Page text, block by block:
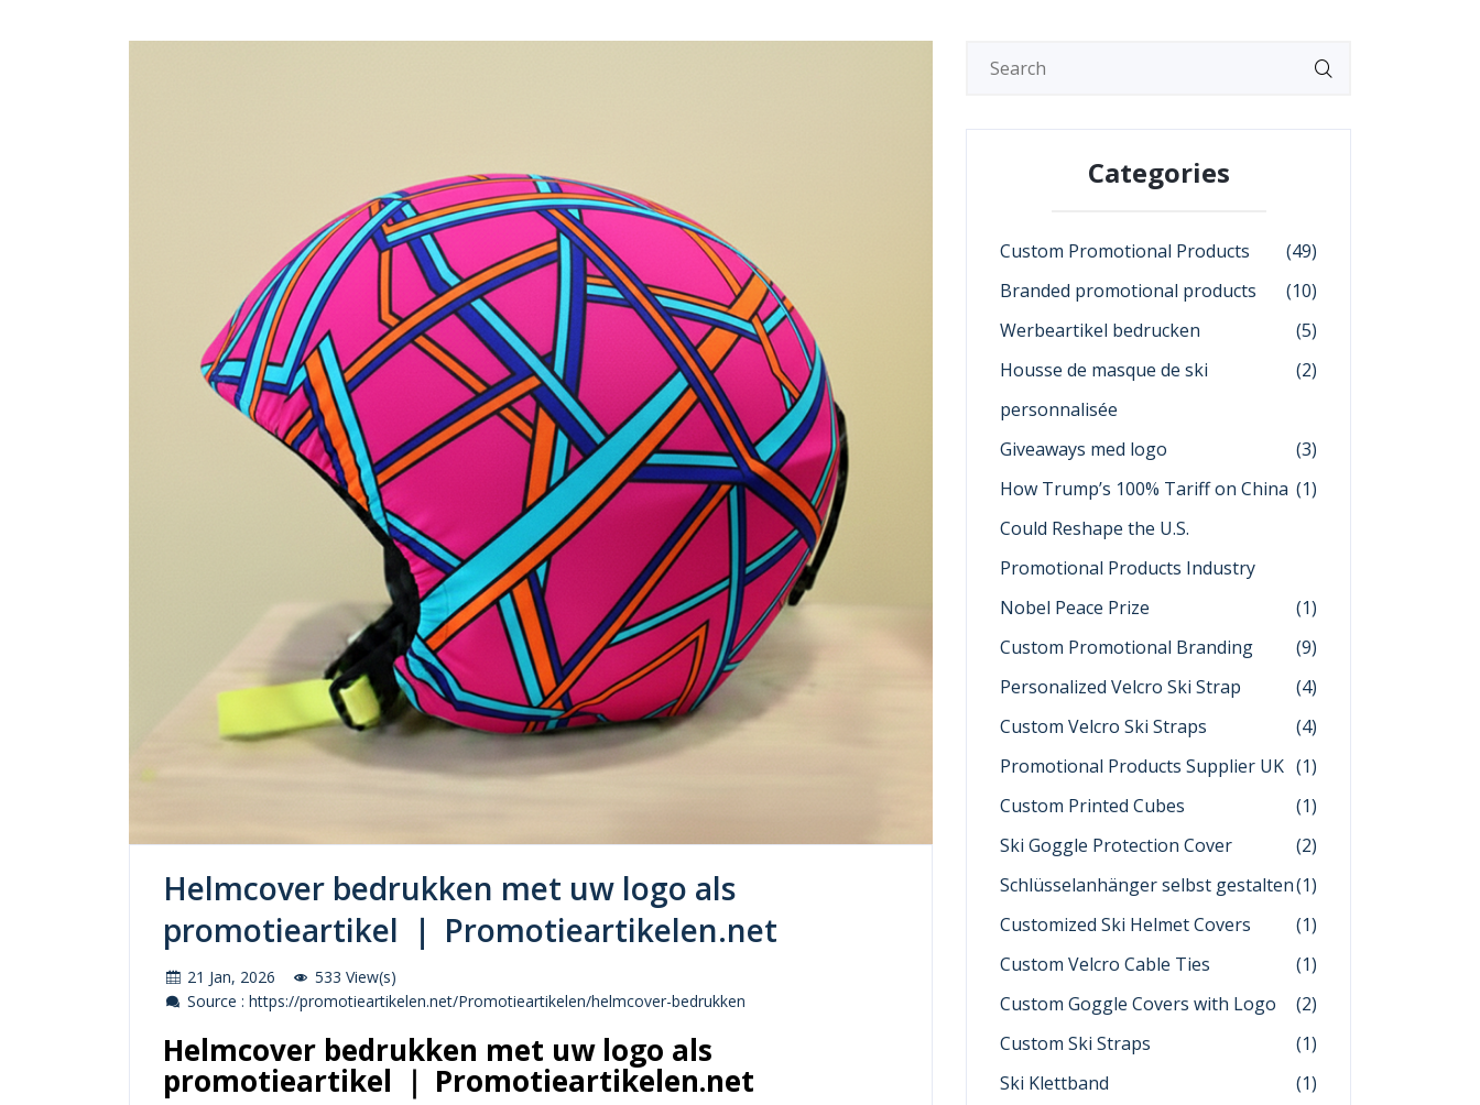
Helmcover bedrukken met uw logo als
promotieartikel ｜ Promotieartikelen.net
21 Jan, 2026
533 View(s)
Source : https://promotieartikelen.net/Promotieartikelen/helmcover-bedrukken
Helmcover bedrukken met uw logo als
promotieartikel ｜ Promotieartikelen.net
Categories
Custom Promotional Products
(49)
Branded promotional products
(10)
Werbeartikel bedrucken
(5)
Housse de masque de ski
personnalisée
(2)
Giveaways med logo
(3)
How Trump’s 100% Tariff on China
Could Reshape the U.S.
Promotional Products Industry
(1)
Nobel Peace Prize
(1)
Custom Promotional Branding
(9)
Personalized Velcro Ski Strap
(4)
Custom Velcro Ski Straps
(4)
Promotional Products Supplier UK (1)
Custom Printed Cubes
(1)
Ski Goggle Protection Cover
(2)
Schlüsselanhänger selbst gestalten(1)
Customized Ski Helmet Covers
(1)
Custom Velcro Cable Ties
(1)
Custom Goggle Covers with Logo
(2)
Custom Ski Straps
(1)
Ski Klettband
(1)